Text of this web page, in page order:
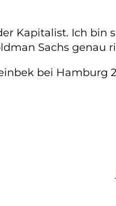
Kapitalist. Ich bin
Sachs genau
bei Hamburg